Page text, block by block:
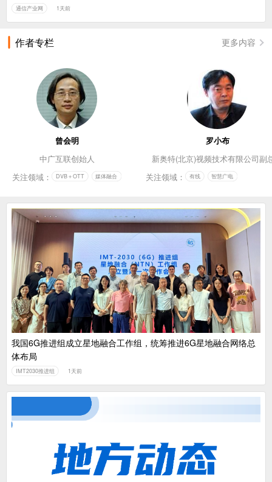
通信产业网 1天前
作者专栏 更多内容
曾会明
中广互联创始人
关注领域：
DVB＋OTT 媒体融合
罗小布
新奥特(北京)视频技术有限公司副
关注领域：
有线 智慧广电
我国6G推进组成立星地融合工作组，统筹推进6G星地融合网络总
体布局
IMT2030推进组 1天前